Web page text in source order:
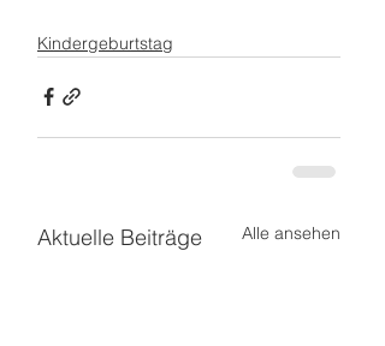
Kindergeburtstag
Aktuelle Beiträge Alle ansehen